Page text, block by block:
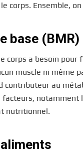
corps. Ensemble,
base (BMR)
corps a besoin
muscle ni même
contributeur au
notamment
nutritionnel.